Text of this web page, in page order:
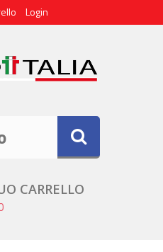
Login
CARRELLO